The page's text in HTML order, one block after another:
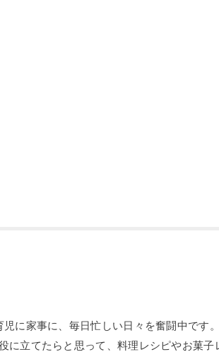
に家事に、毎日忙しい日々を奮闘中です
に立てたらと思って、料理レシピやお菓子